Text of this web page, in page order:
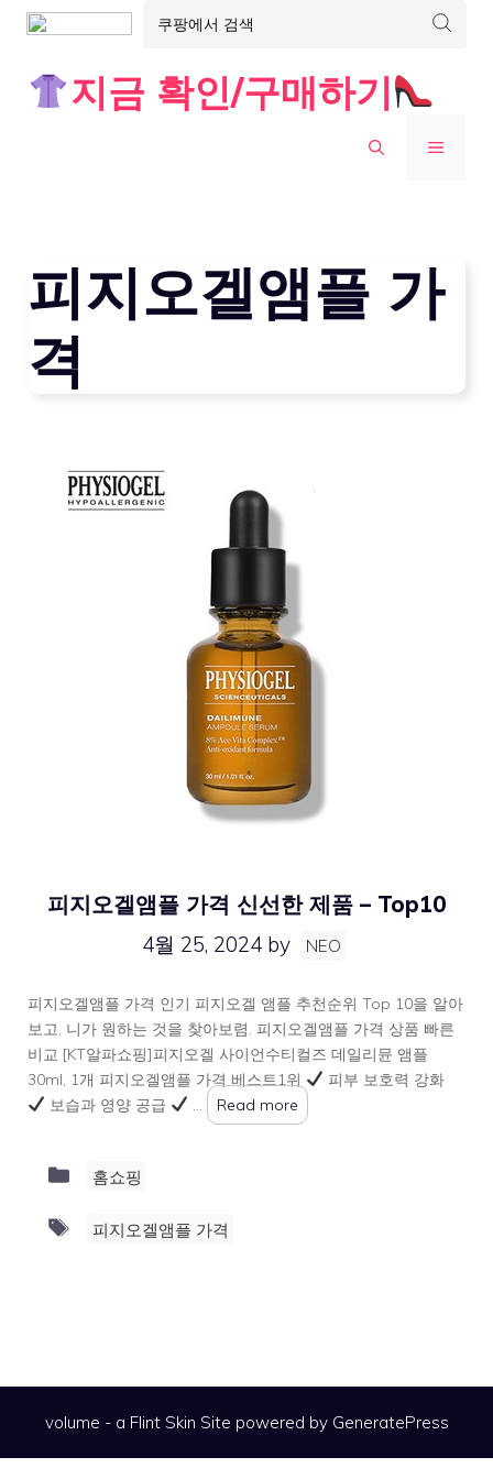
지금 확인/구매하기
MENU
피지오겔앰플 가
격
피지오겔앰플 가격 신선한 제품 – Top10
4월 25, 2024 by NEO
피지오겔앰플 가격 인기 피지오겔 앰플 추천순위 Top 10을 알아
보고, 니가 원하는 것을 찾아보렴. 피지오겔앰플 가격 상품 빠른
비교 [KT알파쇼핑]피지오겔 사이언수티컬즈 데일리뮨 앰플
30ml, 1개 피지오겔앰플 가격 베스트1위
피부 보호력 강화
보습과 영양 공급
Read more
Categories
홈쇼핑
Tags
피지오겔앰플 가격
volume - a Flint Skin Site powered by GeneratePress